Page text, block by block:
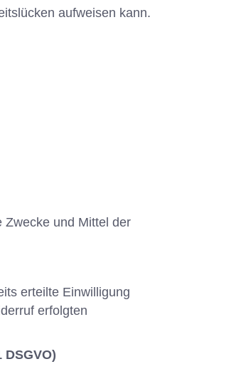
aufweisen kann.
Zwecke und Mittel der
erteilte Einwilligung
erfolgten